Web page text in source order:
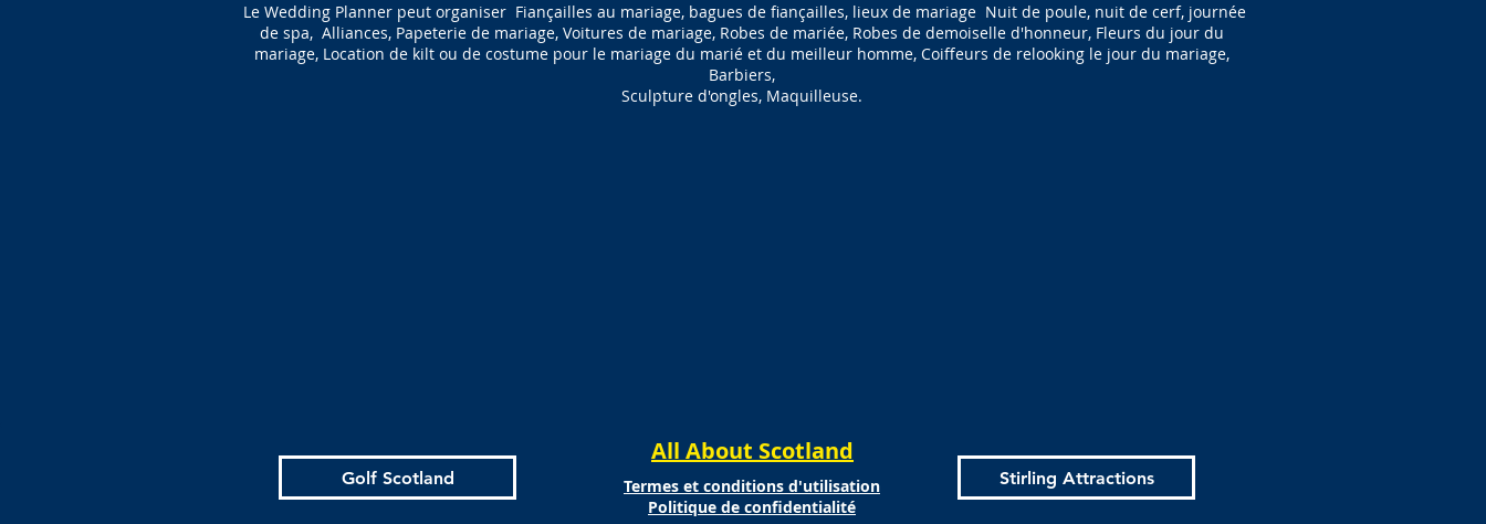
Le Wedding Planner peut organiser Fiançailles au mariage, bagues de fiançailles, lieux de mariage Nuit de poule, nuit de cerf, journée
de spa, Alliances, Papeterie de mariage, Voitures de mariage, Robes de mariée, Robes de demoiselle d'honneur, Fleurs du jour du
mariage, Location de kilt ou de costume pour le mariage du marié et du meilleur homme, Coiffeurs de relooking le jour du mariage,
Barbiers,
Sculpture d'ongles, Maquilleuse.
Golf Scotland
All About Scotland
Termes et conditions d'utilisation
Politique de confidentialité
Stirling Attractions